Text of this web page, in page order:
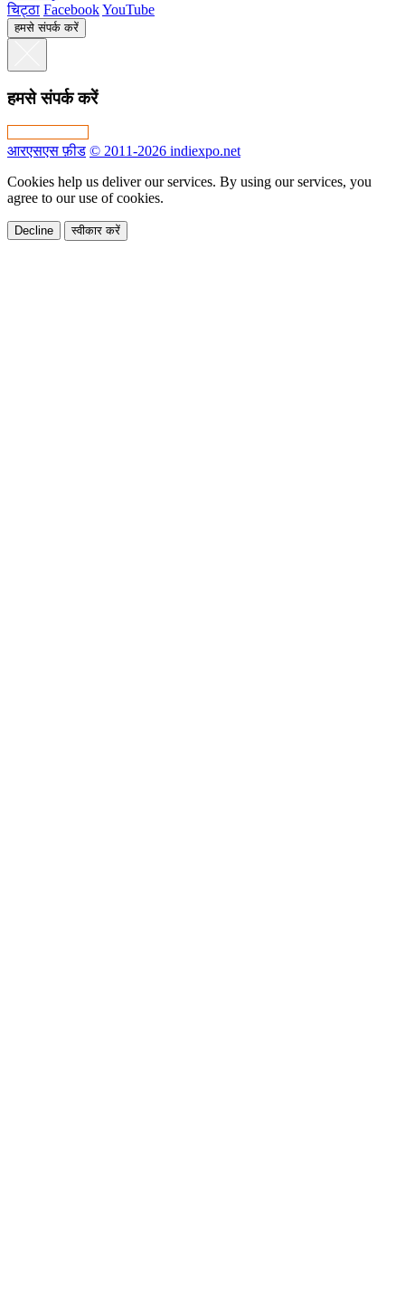
चिट्ठा FacebookYouTube
हमसे संपर्क करें
हमसे संपर्क करें
आरएसएस फ़ीड © 2011-2026 indiexpo.net
Cookies help us deliver our services. By using our services, you
agree to our use of cookies.
Decline स्वीकार करें